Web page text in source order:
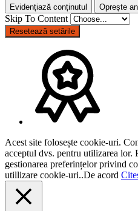
Evidențiază conținutul Oprește
Skip To Content
Resetează setările
Acest site folosește cookie-uri.
acceptul dvs. pentru utilizarea
gestionarea preferințelor privind
utillizare cookie-uri..De acord